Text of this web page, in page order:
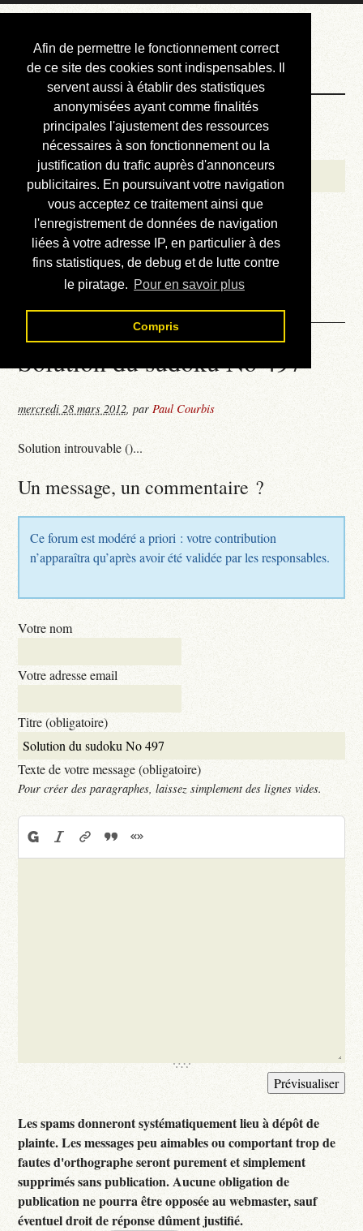
Afin de permettre le fonctionnement correct
de ce site des cookies sont indispensables. Il
servent aussi à établir des statistiques
anonymisées ayant comme finalités
principales l'ajustement des ressources
nécessaires à son fonctionnement ou la
justification du trafic auprès d'annonceurs
publicitaires. En poursuivant votre navigation
vous acceptez ce traitement ainsi que
l'enregistrement de données de navigation
liées à votre adresse IP, en particulier à des
fins statistiques, de debug et de lutte contre
le piratage. Pour en savoir plus
Compris
Courbis, « LE »
Blog Officiel
Bienvenue
Réalisations
Divers (et d’été)
Annonces
Liens externes
Téléchargement
Contact
Solution du sudoku No 497
mercredi 28 mars 2012,parPaul Courbis
Solution introuvable ()...
Un message, un commentaire ?
Ce forum est modéré a priori : votre contribution
n’apparaîtra qu’après avoir été validée par les responsables.
Votre nom
Votre adresse email
Titre (obligatoire)
Texte de votre message (obligatoire)
Pour créer des paragraphes, laissez simplement des lignes vides.
Les spams donneront systématiquement lieu à dépôt de
plainte. Les messages peu aimables ou comportant trop de
fautes d'orthographe seront purement et simplement
supprimés sans publication. Aucune obligation de
publication ne pourra être opposée au webmaster, sauf
éventuel droit de réponse dûment justifié.